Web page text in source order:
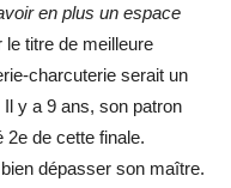
en plus un espace
le titre de meilleure
charcuterie serait un
y a 9 ans, son patron
de cette finale.
dépasser son maître.